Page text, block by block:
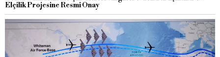
Elçilik Projesine Resmi Onay